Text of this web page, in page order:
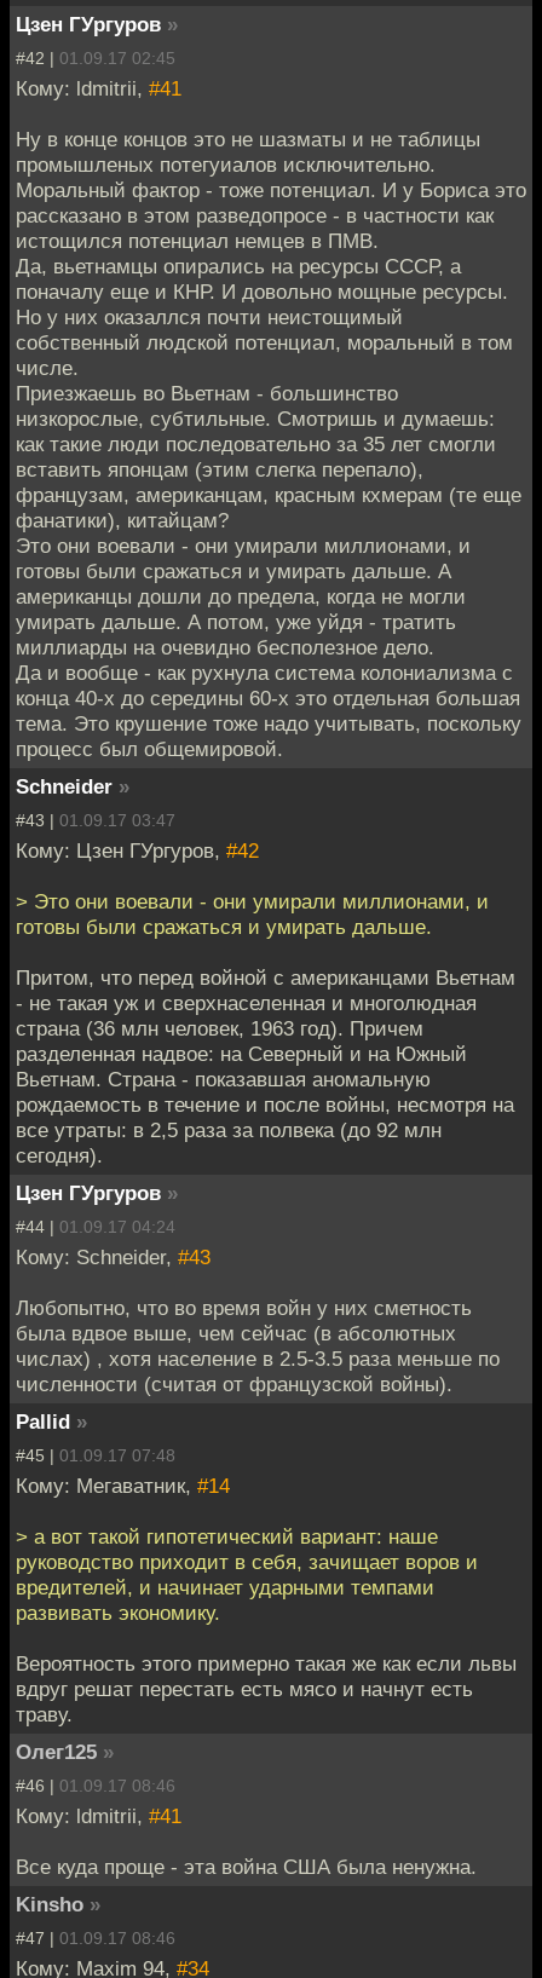
Цзен ГУргуров »
#42 | 01.09.17 02:45
Кому: ldmitrii, #41
Ну в конце концов это не шазматы и не таблицы
промышленых потегуиалов исключительно.
Моральный фактор - тоже потенциал. И у Бориса это
рассказано в этом разведопросе - в частности как
истощился потенциал немцев в ПМВ.
Да, вьетнамцы опирались на ресурсы СССР, а
поначалу еще и КНР. И довольно мощные ресурсы.
Но у них оказаллся почти неистощимый
собственный людской потенциал, моральный в том
числе.
Приезжаешь во Вьетнам - большинство
низкорослые, субтильные. Смотришь и думаешь:
как такие люди последовательно за 35 лет смогли
вставить японцам (этим слегка перепало),
французам, американцам, красным кхмерам (те еще
фанатики), китайцам?
Это они воевали - они умирали миллионами, и
готовы были сражаться и умирать дальше. А
американцы дошли до предела, когда не могли
умирать дальше. А потом, уже уйдя - тратить
миллиарды на очевидно бесполезное дело.
Да и вообще - как рухнула система колониализма с
конца 40-х до середины 60-х это отдельная большая
тема. Это крушение тоже надо учитывать, поскольку
процесс был общемировой.
Schneider »
#43 | 01.09.17 03:47
Кому: Цзен ГУргуров, #42
> Это они воевали - они умирали миллионами, и
готовы были сражаться и умирать дальше.
Притом, что перед войной с американцами Вьетнам
- не такая уж и сверхнаселенная и многолюдная
страна (36 млн человек, 1963 год). Причем
разделенная надвое: на Северный и на Южный
Вьетнам. Страна - показавшая аномальную
рождаемость в течение и после войны, несмотря на
все утраты: в 2,5 раза за полвека (до 92 млн
сегодня).
Цзен ГУргуров »
#44 | 01.09.17 04:24
Кому: Schneider, #43
Любопытно, что во время войн у них сметность
была вдвое выше, чем сейчас (в абсолютных
числах) , хотя население в 2.5-3.5 раза меньше по
численности (считая от французской войны).
Pallid »
#45 | 01.09.17 07:48
Кому: Мегаватник, #14
> а вот такой гипотетический вариант: наше
руководство приходит в себя, зачищает воров и
вредителей, и начинает ударными темпами
развивать экономику.
Вероятность этого примерно такая же как если львы
вдруг решат перестать есть мясо и начнут есть
траву.
Олег125 »
#46 | 01.09.17 08:46
Кому: ldmitrii, #41
Все куда проще - эта война США была ненужна.
Kinsho »
#47 | 01.09.17 08:46
Кому: Maxim 94, #34